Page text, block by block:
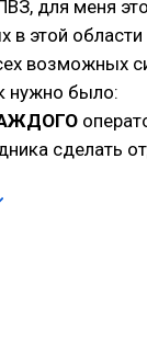
для меня
в этой
возможных
нужно было:
сделать